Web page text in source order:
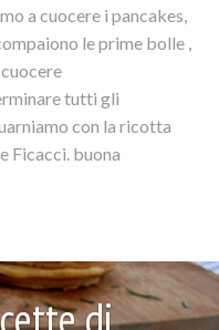
a cuocere i pancakes,
le prime bolle ,
tutti gli
con la ricotta
Ficacci. buona